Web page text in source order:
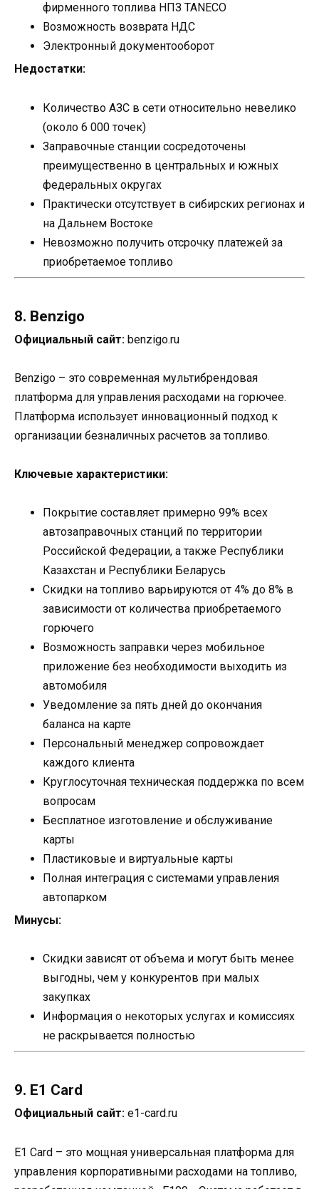
фирменного топлива НПЗ TANECO
Возможность возврата НДС
Электронный документооборот
Недостатки:
Количество АЗС в сети относительно невелико
(около 6 000 точек)
Заправочные станции сосредоточены
преимущественно в центральных и южных
федеральных округах
Практически отсутствует в сибирских регионах и
на Дальнем Востоке
Невозможно получить отсрочку платежей за
приобретаемое топливо
8. Benzigo
Официальный сайт: benzigo.ru
Benzigo – это современная мультибрендовая
платформа для управления расходами на горючее.
Платформа использует инновационный подход к
организации безналичных расчетов за топливо.
Ключевые характеристики:
Покрытие составляет примерно 99% всех
автозаправочных станций по территории
Российской Федерации, а также Республики
Казахстан и Республики Беларусь
Скидки на топливо варьируются от 4% до 8% в
зависимости от количества приобретаемого
горючего
Возможность заправки через мобильное
приложение без необходимости выходить из
автомобиля
Уведомление за пять дней до окончания
баланса на карте
Персональный менеджер сопровождает
каждого клиента
Круглосуточная техническая поддержка по всем
вопросам
Бесплатное изготовление и обслуживание
карты
Пластиковые и виртуальные карты
Полная интеграция с системами управления
автопарком
Минусы:
Скидки зависят от объема и могут быть менее
выгодны, чем у конкурентов при малых
закупках
Информация о некоторых услугах и комиссиях
не раскрывается полностью
9. E1 Card
Официальный сайт: e1-card.ru
E1 Card – это мощная универсальная платформа для
управления корпоративными расходами на топливо,